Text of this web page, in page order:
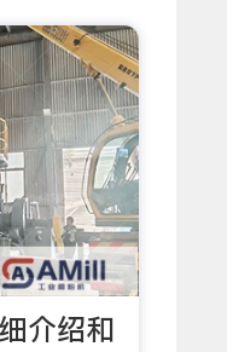
介绍和